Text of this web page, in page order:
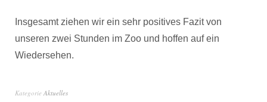
Insgesamt ziehen wir ein sehr positives Fazit von
unseren zwei Stunden im Zoo und hoffen auf ein
Wiedersehen.
Kategorie Aktuelles